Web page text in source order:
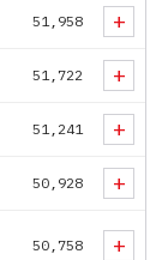
51,958 +
51,722 +
51,241 +
50,928 +
50,758 +